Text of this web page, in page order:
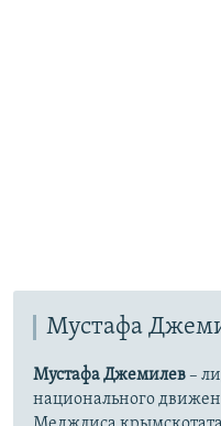
Мустафа
Мустафа Джемилев–
национального